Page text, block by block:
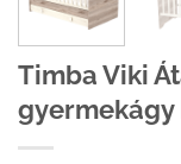
Timba Viki
gyermekágy